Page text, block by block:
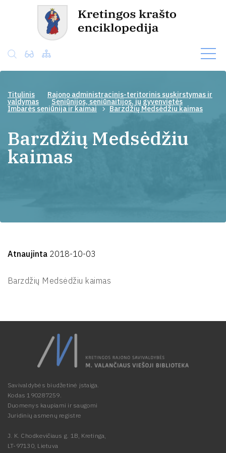
Titulinis Rajono administracinis-teritorinis suskirstymas ir
valdymas Seniūnijos, seniūnaitijos, jų gyvenvietės
Imbarės seniūnija ir kaimai Barzdžių Medsėdžiu kaimas
Barzdžių Medsėdžiu
kaimas
Atnaujinta 2018-10-03
Barzdžių Medsėdžiu kaimas
Savivaldybės biudžetinė įstaiga.
Kodas 190287259.
Duomenys kaupiami ir saugomi
Juridinių asmenų registre
J. K. Chodkevičiaus g. 1B, Kretinga,
LT-97130, Lietuva